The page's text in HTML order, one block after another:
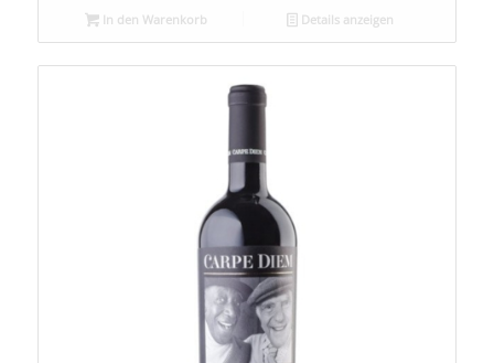
In den Warenkorb Details anzeigen